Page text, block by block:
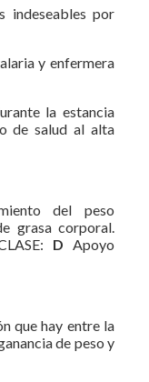
indeseables por
y enfermera
la estancia
de salud al alta
del peso
grasa corporal.
D Apoyo
que hay entre la
de peso y